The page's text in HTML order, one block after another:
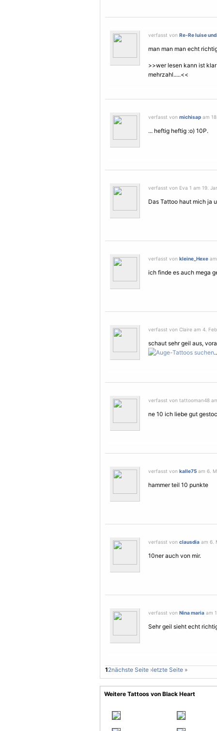
verfasst von Re-Re luise
man man man echt
>>wer lesen kann ist
mehrzahl.....<<
verfasst von michisap am
... heftig heftig :o) 10P.
verfasst von Eva 1 am 19.
Das Tattoo haut mich ja
verfasst von kleine_Hexe
ich finde es auch mega
verfasst von Claire am 4.
schaut sehr geil aus,
verfasst von tattooman48
ne 10 ich liebe gut
verfasst von kalle75 am 6.
hammer teil 10 punkte
verfasst von clausdia am 6.
10ner auch von mir.
verfasst von Nina maria am
Sehr geil sieht echt
12nächste Seite ›letzte Seite »
Weitere Tattoos von Black Heart